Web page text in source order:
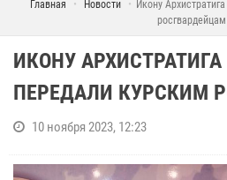
Главная Новости
Икону
росгвардейцам
ИКОНУ
ПЕРЕДАЛИ КУРСКИМ
10 ноября 2023, 12:23